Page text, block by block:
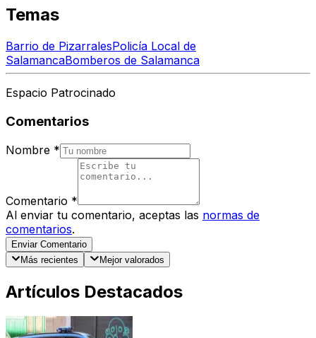
Temas
Barrio de PizarralesPolicía Local de
SalamancaBomberos de Salamanca
Espacio Patrocinado
Comentarios
Nombre *
Comentario *
Al enviar tu comentario, aceptas las normas de
comentarios.
Enviar Comentario
Más recientes
Mejor valorados
Artículos Destacados